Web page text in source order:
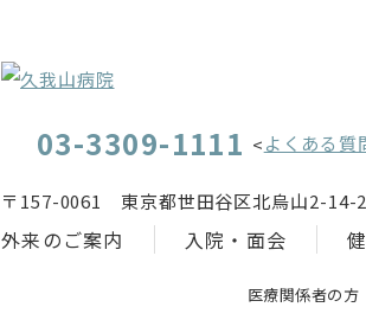
03-3309-1111 <よくある質
〒157-0061 東京都世田谷区北烏山2-14-
外来のご案内 入院・面会
医療関係者の方